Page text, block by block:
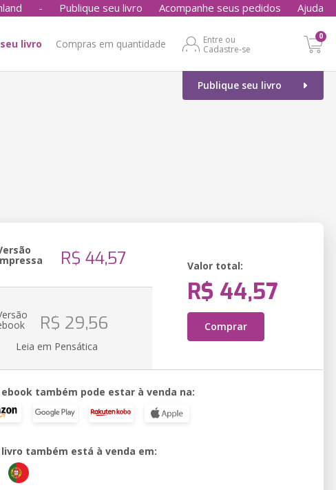
- Publique seu livro Acompanhe seus pedidos Ajuda
livro Compras em quantidade
Entre ou
Cadastre-se
0
Publique seu livro
R$ 44,57 Valor total:
R$ 44,57
Comprar
R$ 29,56
Leia em Pensática
ebook também pode estar à venda na:
livro também está à venda em: